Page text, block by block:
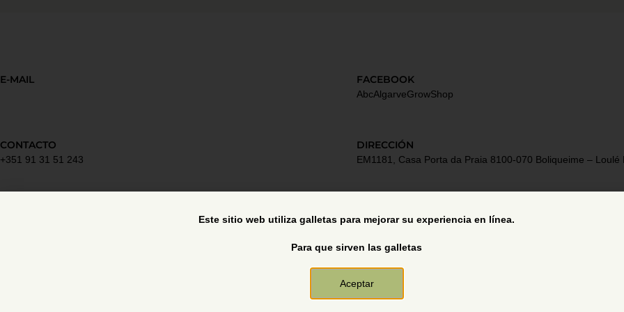
E-MAIL FACEBOOK
AbcAlgarveGrowShop
CONTACTO
+351 91 31 51 243
DIRECCIÓN
EM1181, Casa Porta da Praia 8100-070 Boliqueime – Loulé
Términos y Condiciones
Este sitio web utiliza galletas para mejorar su experiencia en línea.
Para que sirven las galletas
Aceptar